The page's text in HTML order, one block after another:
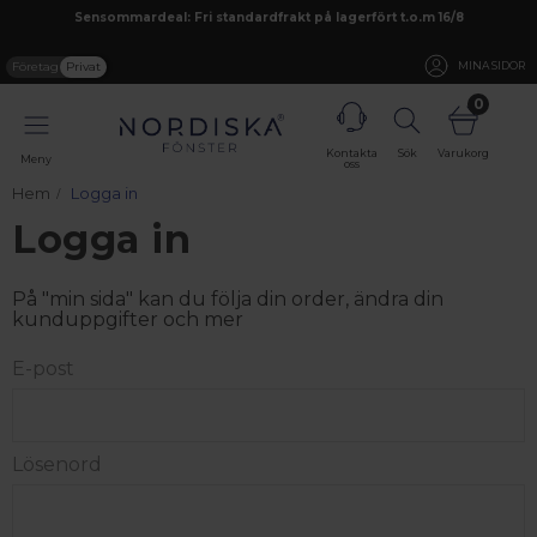
Sensommardeal: Fri standardfrakt på lagerfört t.o.m 16/8
Företag Privat MINA SIDOR
Meny
Kontakta
oss
Sök
0
Varukorg
Hem Logga in
Logga in
På "min sida" kan du följa din order, ändra din
kunduppgifter och mer
E-post
Lösenord